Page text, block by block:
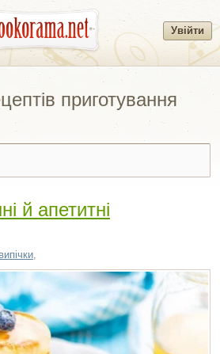
Увійти
приготування
й апетитні
,